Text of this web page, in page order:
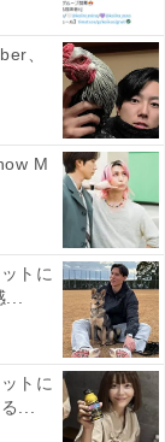
、
M
トに
...
トに
...